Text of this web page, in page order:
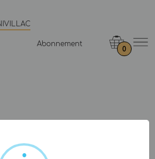
Abonnement
0